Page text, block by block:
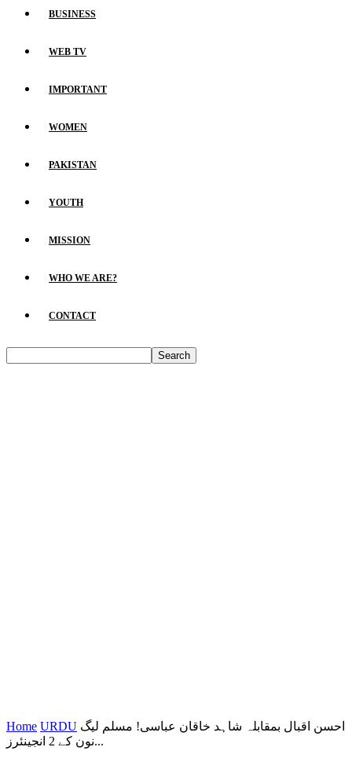
BUSINESS
WEB TV
IMPORTANT
WOMEN
PAKISTAN
YOUTH
MISSION
WHO WE ARE?
CONTACT
Home URDU احسن اقبال بمقابلہ شاہد خاقان عباسی! مسلم لیگ
نون کے 2 انجینئرز...